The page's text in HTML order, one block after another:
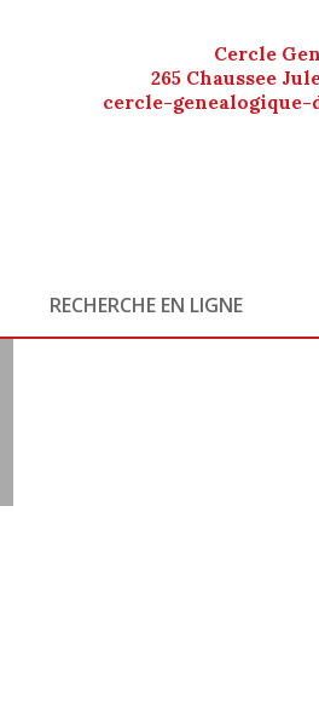
Cercle
265 Chaussee
cercle-genealogique-
RECHERCHE EN LIGNE